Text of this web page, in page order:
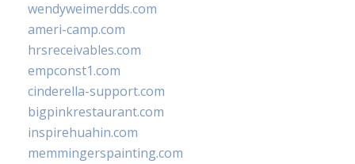
wendyweimerdds.com
ameri-camp.com
hrsreceivables.com
empconst1.com
cinderella-support.com
bigpinkrestaurant.com
inspirehuahin.com
memmingerspainting.com